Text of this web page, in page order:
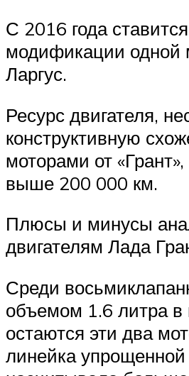
С 2016 года
модификации одной
Ларгус.
Ресурс двигателя,
конструктивную
моторами от
выше 200 000 км.
Плюсы и минусы
двигателям Лада
Среди
объемом 1.6 литра в
остаются эти два
линейка упрощенной